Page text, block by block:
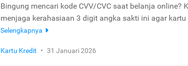
Bingung mencari kode CVV/CVC saat belanja online?
menjaga kerahasiaan 3 digit angka sakti ini agar
Selengkapnya
Kartu Kredit • 31 Januari 2026